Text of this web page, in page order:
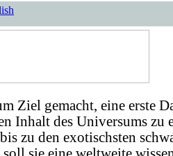
Ziel gemacht, eine erste
Inhalt des Universums zu
zu den exotischsten